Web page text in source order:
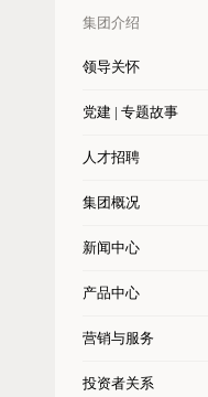
集团介绍
领导关怀
党建 | 专题故事
人才招聘
集团概况
新闻中心
产品中心
营销与服务
投资者关系